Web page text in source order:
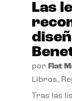
Las
por Flat
Libros,
Tras las